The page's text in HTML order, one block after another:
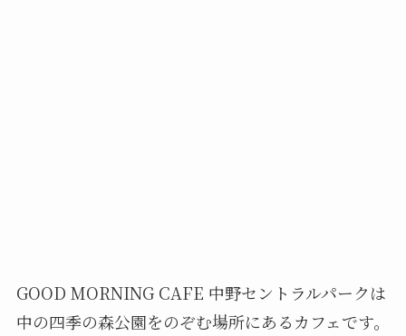
GOOD MORNING CAFE 中野セントラルパークは
中の四季の森公園をのぞむ場所にあるカフェです。